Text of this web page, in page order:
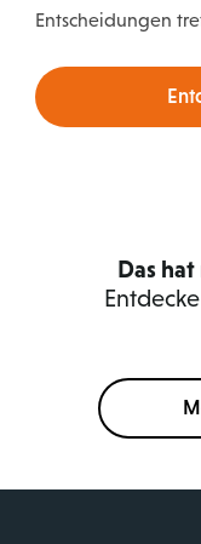
Entscheidungen
Das